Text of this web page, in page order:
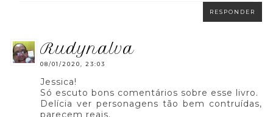
RESPONDER
rudynalva
08/01/2020, 23:03
Jessica!
Só escuto bons comentários sobre esse livro.
Delícia ver personagens tão bem contruídas,